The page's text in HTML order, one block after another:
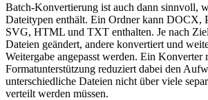
Batch-Konvertierung ist auch dann sinnvoll,
Dateitypen enthält. Ein Ordner kann DOCX,
SVG, HTML und TXT enthalten. Je nach
Dateien geändert, andere konvertiert und
Weitergabe angepasst werden. Ein Konverter
Formatunterstützung reduziert dabei den
unterschiedliche Dateien nicht über viele
verteilt werden müssen.